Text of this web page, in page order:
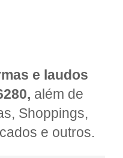
e laudos
além de
Shoppings,
e outros.